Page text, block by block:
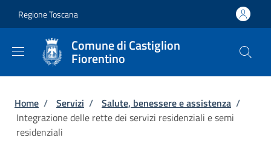
Regione Toscana
Comune di Castiglion
Fiorentino
Briciole di pane
Home / Servizi / Salute, benessere e assistenza /
Integrazione delle rette dei servizi residenziali e semi
residenziali